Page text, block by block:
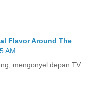
Flavor Around The
AM
mengonyel depan TV